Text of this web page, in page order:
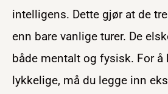
intelligens. Dette gjør at de
enn bare vanlige turer. De
både mentalt og fysisk. For å
lykkelige, må du legge inn